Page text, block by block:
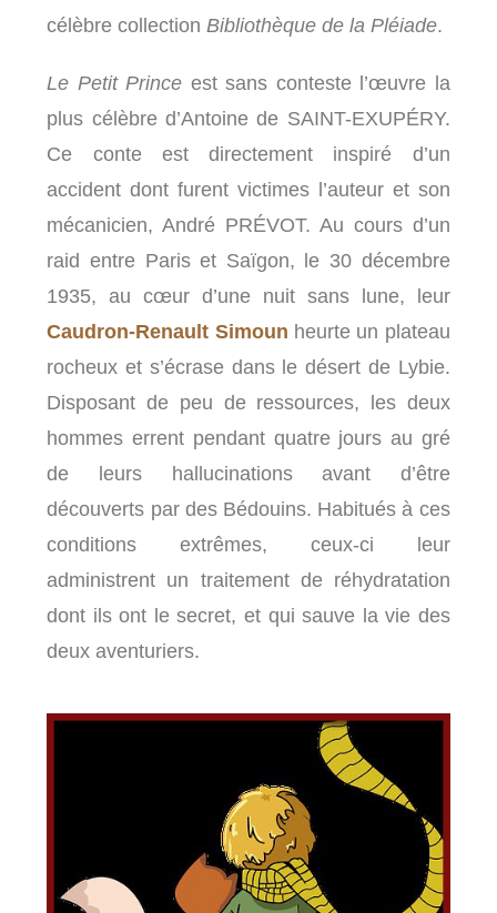
célèbre collectionBibliothèque de la Pléiade.
Le Petit Prince est sans conteste l’œuvre la
plus célèbre d’Antoine de SAINT-EXUPÉRY.
Ce conte est directement inspiré d’un
accident dont furent victimes l’auteur et son
mécanicien, André PRÉVOT. Au cours d’un
raid entre Paris et Saïgon, le 30 décembre
1935, au cœur d’une nuit sans lune, leur
Caudron-Renault Simoun heurte un plateau
rocheux et s’écrase dans le désert de Lybie.
Disposant de peu de ressources, les deux
hommes errent pendant quatre jours au gré
de leurs hallucinations avant d’être
découverts par des Bédouins. Habitués à ces
conditions extrêmes, ceux-ci leur
administrent un traitement de réhydratation
dont ils ont le secret, et qui sauve la vie des
deux aventuriers.